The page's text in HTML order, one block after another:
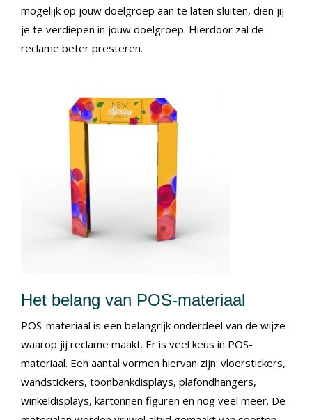
mogelijk op jouw doelgroep aan te laten sluiten, dien jij
je te verdiepen in jouw doelgroep. Hierdoor zal de
reclame beter presteren.
Het belang van POS-materiaal
POS-materiaal is een belangrijk onderdeel van de wijze
waarop jij reclame maakt. Er is veel keus in POS-
materiaal. Een aantal vormen hiervan zijn: vloerstickers,
wandstickers, toonbankdisplays, plafondhangers,
winkeldisplays, kartonnen figuren en nog veel meer. De